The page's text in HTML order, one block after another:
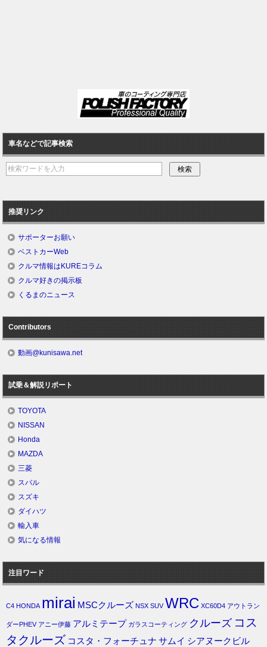
車名などで記事検索
推奨リンク
サポーターお願い
ベストカーWeb
クルマ情報はKUREコラム
クルマ好きの掲示板
くるまのニュース
Contributors
動画@kunisawa.net
試乗＆解説リポート
TOYOTA
NISSAN
Honda
MAZDA
三菱
スバル
スズキ
ダイハツ
輸入車
気になる情報
注目ワード
C4 HONDA mirai MSCクルーズ NSX SUV WRC XC60D4 アウトラン
ダーPHEV アニー伊藤 アルミテープ ガラスコーティング クルーズ コス
タクルーズ コスタ・フォーチュナ サムイ シアヌークビル